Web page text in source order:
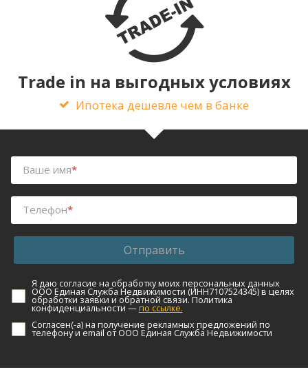
Trade in на выгодных условиях
Ипотека дешевле чем в банке
Ваше имя*
Телефон*
Отправить
Я даю согласие на обработку моих персональных данных
ООО Единая Служба Недвижимости (ИНН7107524345) в целях
обработки заявки и обратной связи. Политика
конфиденциальности — по ссылке.
Согласен(-а) на получение рекламных предложений по
телефону и email от ООО Единая Служба Недвижимости